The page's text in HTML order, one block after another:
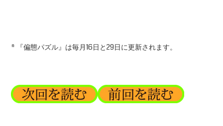
* 『偏態パズル』は毎月16日と29日に更新されます。